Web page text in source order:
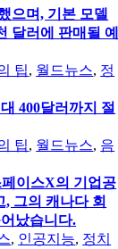
으며, 기본 모델
달러에 판매될
팁, 월드뉴스, 정
400달러까지 절
팁, 월드뉴스, 음
이스X의 기업공
그의 캐나다 회
났습니다.
, 인공지능, 정치